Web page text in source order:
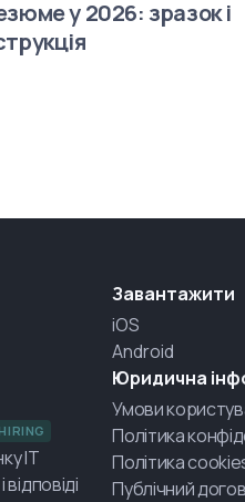
у 2026: зразок і
HIRING
IT
Завантажити
iOS
Android
Юридична
Умови
Політика
Політика
Публічний